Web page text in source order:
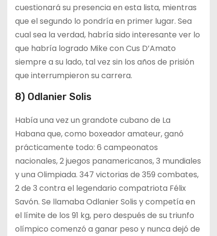
cuestionará su presencia en esta lista, mientras
que el segundo lo pondría en primer lugar. Sea
cual sea la verdad, habría sido interesante ver lo
que habría logrado Mike con Cus D’Amato
siempre a su lado, tal vez sin los años de prisión
que interrumpieron su carrera.
8) Odlanier Solis
Había una vez un grandote cubano de La
Habana que, como boxeador amateur, ganó
prácticamente todo: 6 campeonatos
nacionales, 2 juegos panamericanos, 3 mundiales
y una Olimpiada. 347 victorias de 359 combates,
2 de 3 contra el legendario compatriota Félix
Savón. Se llamaba Odlanier Solis y competía en
el límite de los 91 kg, pero después de su triunfo
olímpico comenzó a ganar peso y nunca dejó de